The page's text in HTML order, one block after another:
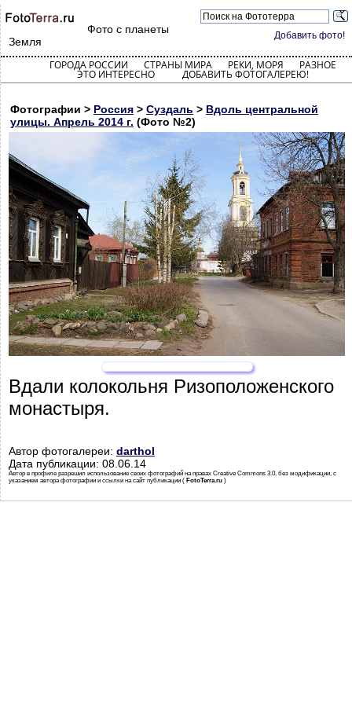
Добавить фото!
Фото с планеты
Земля
ГОРОДА РОССИИ СТРАНЫ МИРА РЕКИ, МОРЯ РАЗНОЕ
ЭТО ИНТЕРЕСНО ДОБАВИТЬ ФОТОГАЛЕРЕЮ!
Фотографии > Россия > Суздаль > Вдоль центральной
улицы. Апрель 2014 г. (Фото №2)
Вдали колокольня Ризоположенского
монастыря.
Автор фотогалереи: darthol
Дата публикации: 08.06.14
Автор в профиле разрешил использование своих фотографий на правах Creative Commons 3.0, без модификации, с
указанием автора фотографии и ссылки на сайт публикации ( FotoTerra.ru )